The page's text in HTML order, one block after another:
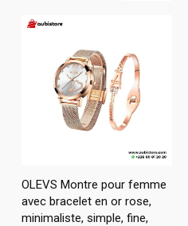
OLEVS Montre pour femme
avec bracelet en or rose,
minimaliste, simple, fine,